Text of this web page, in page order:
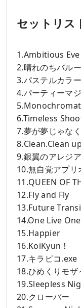
セットリス
1.Ambitious Eve
2.晴れのちバル
3.パステルカラ
4.パーティーマ
6.Timeless
7.夢が夢じゃな
8.Clean.Clean up
9.銀翼のアレジ
10.無自覚アプリ
11.QUEEN OF
12.Fly and Fly
13.Future
14.One Live
15.Happier
16.KoiKyun！
17.キラピコ.exe
18.ひめくりモザ
19.Sleepless
20.クローバー